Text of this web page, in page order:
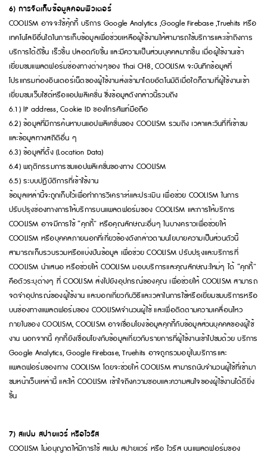
6) การจัดเก็บข้อมูลคอมพิวเตอร์
COOLISM อาจจะใช้คุ้กกี้ บริการ Google Analytics ,Google Firebase ,Truehits หรือ
เทคโนโลยีอื่นใดในการเก็บข้อมูลเพื่อช่วยเหลือผู้ใช้งานให้สามารถใช้บริการและเข้าถึงการ
บริการได้ดีขึ้น เร็วขึ้น ปลอดภัยขึ้น และมีความเป็นส่วนบุคคลมากขึ้น เมื่อผู้ใช้งานเข้า
เยี่ยมชมแพลตฟอร์มช่องทางต่างๆของ Thai CH8, COOLISM จะบันทึกข้อมูลที่
โปรแกรมท่องอินเตอร์เน็ตของผู้ใช้งานส่งเข้ามาโดยอัตโนมัติเมื่อใดก็ตามที่ผู้ใช้งานเข้า
เยี่ยมชมเว็บไซต์หรือแอปพลิเคชั่น ซึ่งข้อมูลดังกล่าวนี้รวมถึง
6.1) IP address, Cookie ID ของโทรศัพท์มือถือ
6.2) ข้อมูลที่มีการค้นหาบนแอปพลิเคชั่นของ COOLISM รวมถึง เวลาและวันที่ที่เข้าชม
และข้อมูลทางสถิติอื่น ๆ
6.3) ข้อมูลที่ตั้ง (Location Data)
6.4) พฤติกรรมการชมแอปพลิเคชั่นของทาง COOLISM
6.5) ระบบปฏิบัติการที่เข้าใช้งาน
ข้อมูลเหล่านี้จะถูกเก็บไว้เพื่อทำการวิเคราะห์และประเมิน เพื่อช่วย COOLISM ในการ
ปรับปรุงช่องทางการให้บริการบนแพลตฟอร์มของ COOLISM และการให้บริการ
COOLISM อาจมีการใช้ “คุกกี้” หรือคุณลักษณะอื่นๆ ในบางคราวเพื่อช่วยให้
COOLISM หรือบุคคลภายนอกที่เกี่ยวข้องดังกล่าวตามนโยบายความเป็นส่วนตัวนี้
สามารถเก็บรวบรวมหรือแบ่งปันข้อมูล เพื่อช่วย COOLISM ปรับปรุงและบริการที่
COOLISM นำเสนอ หรือช่วยให้ COOLISM มอบบริการและคุณลักษณะใหม่ๆ ได้ “คุกกี้”
คือตัวระบุต่างๆ ที่ COOLISM ส่งไปยังอุปกรณ์ของคุณ เพื่อช่วยให้ COOLISM สามารถ
จดจำอุปกรณ์ของผู้ใช้งาน และบอกเกี่ยวกับวิธีและเวลาในการใช้หรือเยี่ยมชมบริการหรือ
บนช่องทางแพลตฟอร์มของ COOLISMจำนวนผู้ใช้ และเพื่อติดตามความเคลื่อนไหว
ภายในของ COOLISM, COOLISM อาจเชื่อมโยงข้อมูลคุกกี้กับข้อมูลส่วนบุคคลของผู้ใช้
งาน นอกจากนี้ คุกกี้ยังเชื่อมโยงกับข้อมูลเกี่ยวกับรายการที่ผู้ใช้งานเข้าไปชมด้วย บริการ
Google Analytics, Google Firebase, Truehits อาจถูกรวมอยู่ในบริการและ
แพลตฟอร์มของทาง COOLISM โดยจะช่วยให้ COOLISM สามารถนับจำนวนผู้ใช้ที่เข้ามา
ชมหน้าเว็บเหล่านี้ และให้ COOLISM เข้าใจถึงความชอบและความสนใจของผู้ใช้งานได้ดียิ่ง
ขึ้น
7) สแปม สปายแวร์ หรือไวรัส
COOLISM ไม่อนุญาตให้มีการใช้ สแปม สปายแวร์ หรือ ไวรัส บนแพลตฟอร์มของ